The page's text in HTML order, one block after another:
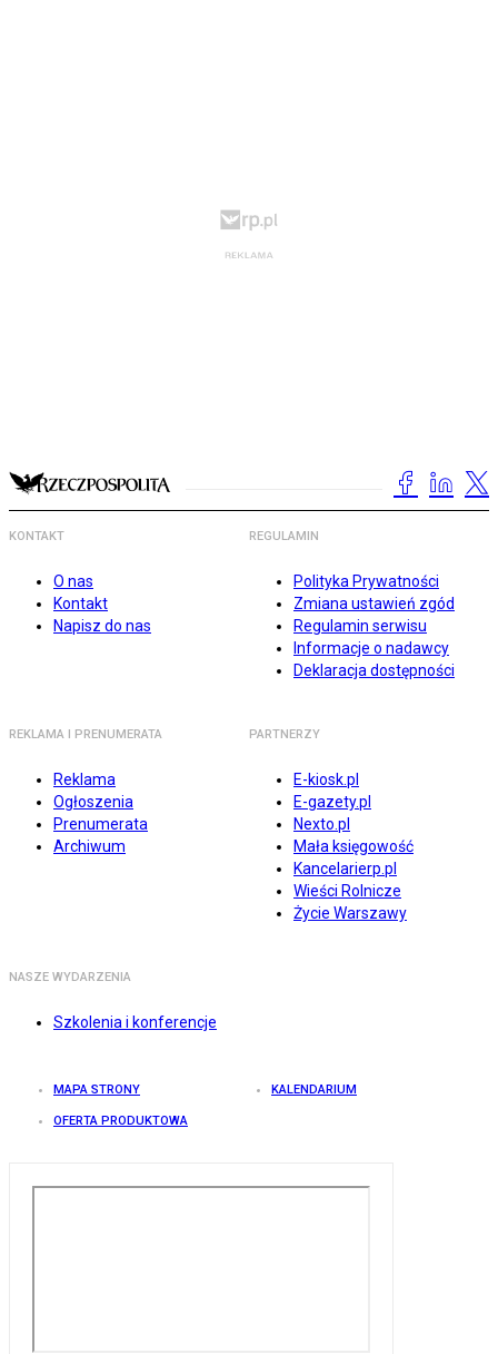
KONTAKT
O nas
Kontakt
Napisz do nas
REGULAMIN
Polityka Prywatności
Zmiana ustawień zgód
Regulamin serwisu
Informacje o nadawcy
Deklaracja dostępności
REKLAMA I PRENUMERATA
Reklama
Ogłoszenia
Prenumerata
Archiwum
PARTNERZY
E-kiosk.pl
E-gazety.pl
Nexto.pl
Mała księgowość
Kancelarierp.pl
Wieści Rolnicze
Życie Warszawy
NASZE WYDARZENIA
Szkolenia i konferencje
MAPA STRONY KALENDARIUM
OFERTA PRODUKTOWA